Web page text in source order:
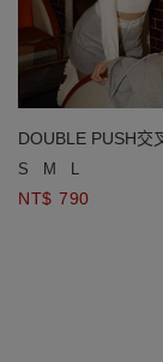
DOUBLE PUSH交
BRA TOP
S M
NT$ 790